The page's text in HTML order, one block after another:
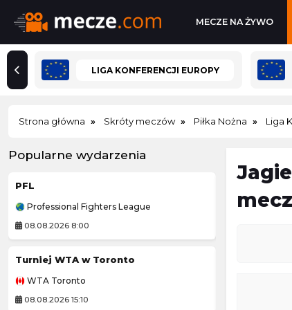
MECZE NA ŻYWO
LIGA KONFERENCJI EUROPY
Strona główna Skróty meczów Piłka Nożna Liga
Popularne wydarzenia
PFL
Professional Fighters League
08.08.2026 8:00
Turniej WTA w Toronto
WTA Toronto
08.08.2026 15:10
Mistrzostwa
Koszykówka